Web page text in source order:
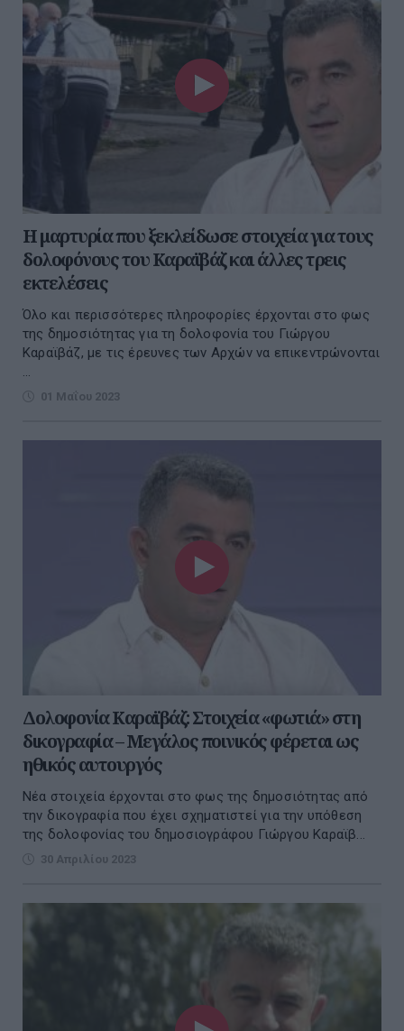
Η μαρτυρία που ξεκλείδωσε στοιχεία για τους
δολοφόνους του Καραϊβάζ και άλλες τρεις
εκτελέσεις
Όλο και περισσότερες πληροφορίες έρχονται στο φως
της δημοσιότητας για τη δολοφονία του Γιώργου
Καραϊβάζ, με τις έρευνες των Αρχών να επικεντρώνονται
...
01 Μαΐου 2023
Δολοφονία Καραϊβάζ: Στοιχεία «φωτιά» στη
δικογραφία – Μεγάλος ποινικός φέρεται ως
ηθικός αυτουργός
Νέα στοιχεία έρχονται στο φως της δημοσιότητας από
την δικογραφία που έχει σχηματιστεί για την υπόθεση
της δολοφονίας του δημοσιογράφου Γιώργου Καραϊβ...
30 Απριλίου 2023